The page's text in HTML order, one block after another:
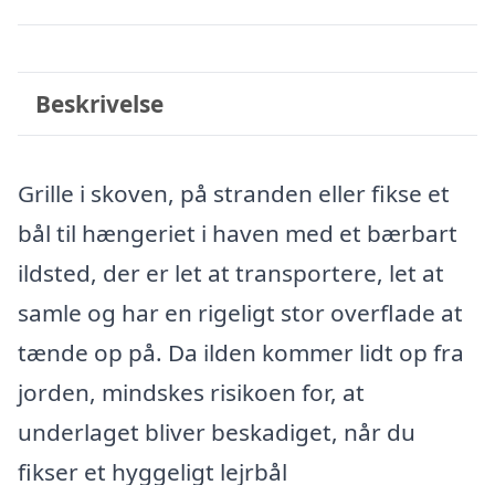
Beskrivelse
Grille i skoven, på stranden eller fikse et
bål til hængeriet i haven med et bærbart
ildsted, der er let at transportere, let at
samle og har en rigeligt stor overflade at
tænde op på. Da ilden kommer lidt op fra
jorden, mindskes risikoen for, at
underlaget bliver beskadiget, når du
fikser et hyggeligt lejrbål